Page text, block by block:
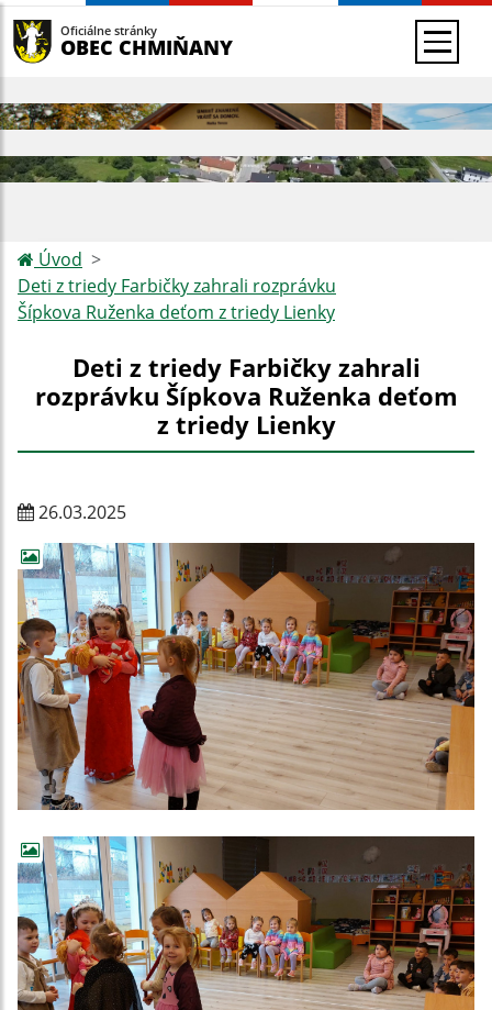
Oficiálne stránky
OBEC CHMIŇANY
Úvod
Deti z triedy Farbičky zahrali rozprávku
Šípkova Ruženka deťom z triedy Lienky
Deti z triedy Farbičky zahrali
rozprávku Šípkova Ruženka deťom
z triedy Lienky
26.03.2025